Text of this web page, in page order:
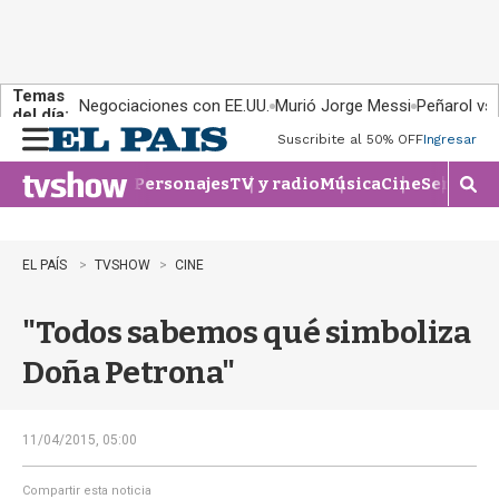
Temas
del día: Negociaciones con EE.UU. Murió Jorge Messi Peñarol
n
u
Suscribite al 50% OFFIngresar
PersonajesTV y radioMúsicaCineSeries
M
o
r
b
e
EL PAÍS TVSHOW CINE
"Todos sabemos qué simboliza
Doña Petrona"
11/04/2015, 05:00
Compartir esta noticia